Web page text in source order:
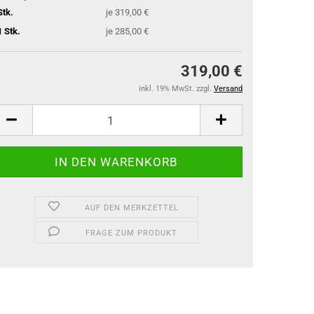
je 319,00 €
Stk.
je 285,00 €
319,00 €
inkl. 19% MwSt. zzgl. Versand
AUF DEN MERKZETTEL
FRAGE ZUM PRODUKT